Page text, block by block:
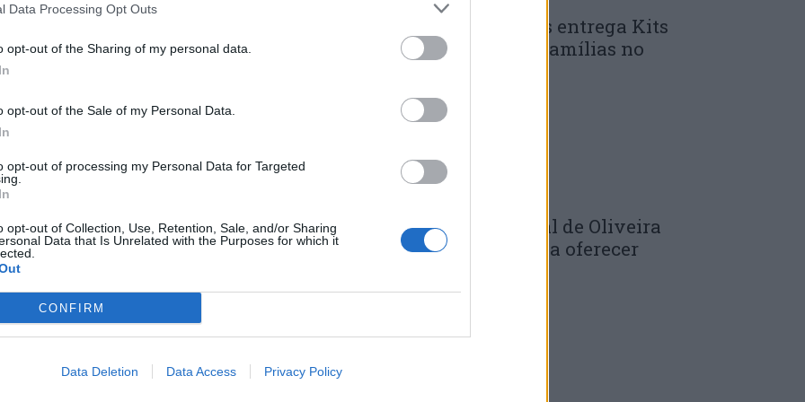
Data Processing Opt Outs
opt-out of the Sharing of my personal data.
opt-out of the Sale of my Personal Data.
opt-out of processing my Personal Data for Targeted
opt-out of Collection, Use, Retention, Sale, and/or Sharing
Data that Is Unrelated with the Purposes for which it
CONFIRM
Data Deletion Data Access Privacy Policy
como a estagnação da Alemanha e os
futuro, o primeiro-ministro promete o “maior
os anos 90” e reforça a importância de uma
de segurança.
mas temos de salvaguardar esse ativo
a segurança como um pilar essencial para
reforça o compromisso do Governo com
estabilidade económica e social.
Município de Góis entrega Kits
Comunitários às famílias no
30 DE JULHO, 2026
Câmara Municipal de Oliveira
do Hospital volta a oferecer
30 DE JULHO, 2026